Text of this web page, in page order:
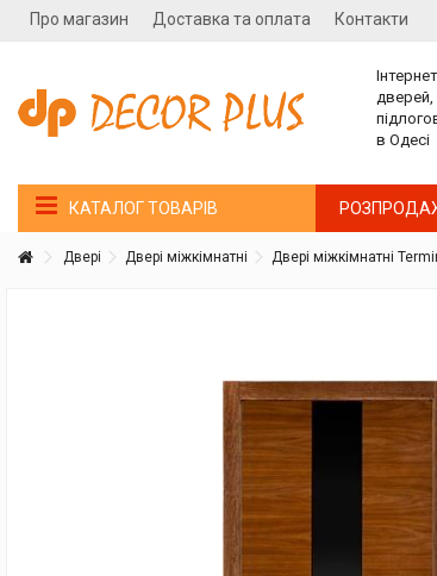
Про магазин Доставка та оплата Контакти
дверей,
в Одесі
КАТАЛОГ ТОВАРІВ
Двері Двері міжкімнатні Двері міжкімнатні